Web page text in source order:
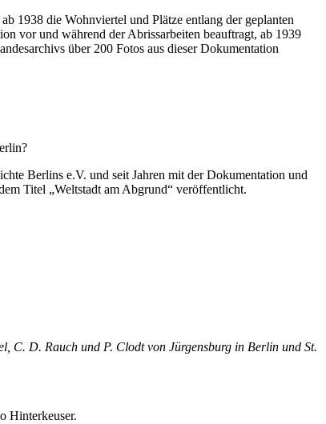
1938 die Wohnviertel und Plätze entlang der geplanten
vor und während der Abrissarbeiten beauftragt, ab 1939
über 200 Fotos aus dieser Dokumentation
Berlins e.V. und seit Jahren mit der Dokumentation und
Titel „Weltstadt am Abgrund“ veröffentlicht.
C. D. Rauch und P. Clodt von Jürgensburg in Berlin und St.
Hinterkeuser.